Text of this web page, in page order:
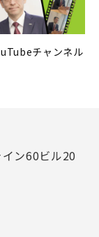
チャンネル
ン60ビル20